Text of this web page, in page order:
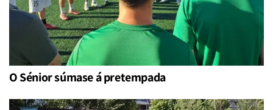
O Sénior súmase á pretempada